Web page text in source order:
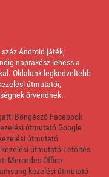
Android játék,
naprakész lehess a
Oldalunk legkedveltebb
útmutatói,
örvendnek.
Böngésző Facebook
útmutatóGoogle
útmutató
kezelési útmutató Letöltés
MercedesOffice
kezelési útmutató